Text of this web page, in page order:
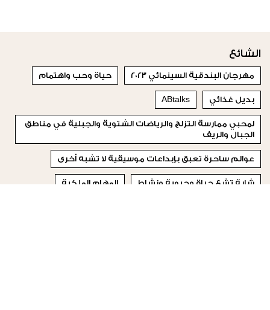
الشائع
مهرجان البندقية السينمائي 2023 حياة وحب واهتمام
بديل غذائي ABtalks
لمحبي ممارسة التزلج والرياضات الشتوية والجبلية في مناطق
الجبال والريف
عوالم ساحرة تعبق بإبداعات موسيقية لا تشبه أخرى
شابة تشع حياة وحيوية ونشاط المهام الملكية